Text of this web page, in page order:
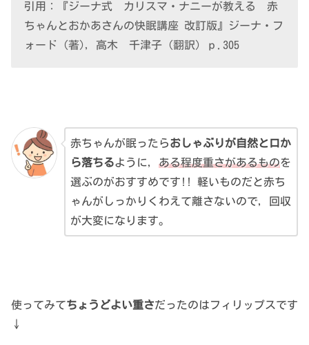
引用：『ジーナ式 カリスマ・ナニーが教える 赤
ちゃんとおかあさんの快眠講座 改訂版』ジーナ・フ
ォード (著), 高木 千津子 (翻訳) ｐ.305
赤ちゃんが眠ったらおしゃぶりが自然と口か
ら落ちるように， ある程度重さがあるものを
選ぶのがおすすめです!! 軽いものだと赤ち
ゃんがしっかりくわえて離さないので，回収
が大変になります。
使ってみてちょうどよい重さだったのはフィリップスです
↓